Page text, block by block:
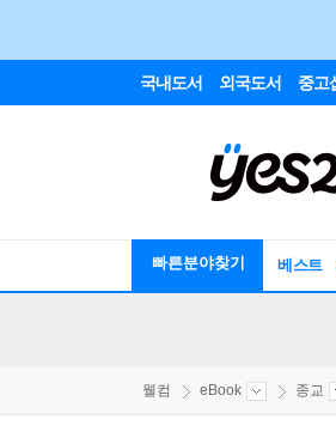
국내도서 외국도서 중고
빠른분야찾기 베스트
웰컴 eBook 종교